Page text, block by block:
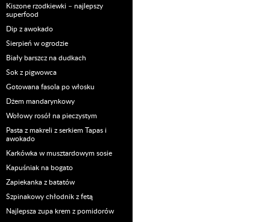
Kiszone rzodkiewki – najlepszy
superfood
Dip z awokado
Sierpień w ogrodzie
Biały barszcz na dudkach
Sok z pigwowca
Gotowana fasola po włosku
Dżem mandarynkowy
Wołowy rosół na pieczystym
Pasta z makreli z serkiem Tapas i
awokado
Karkówka w musztardowym sosie
Kapuśniak na bogato
Zapiekanka z batatów
Szpinakowy chłodnik z fetą
Najlepsza zupa krem z pomidorów